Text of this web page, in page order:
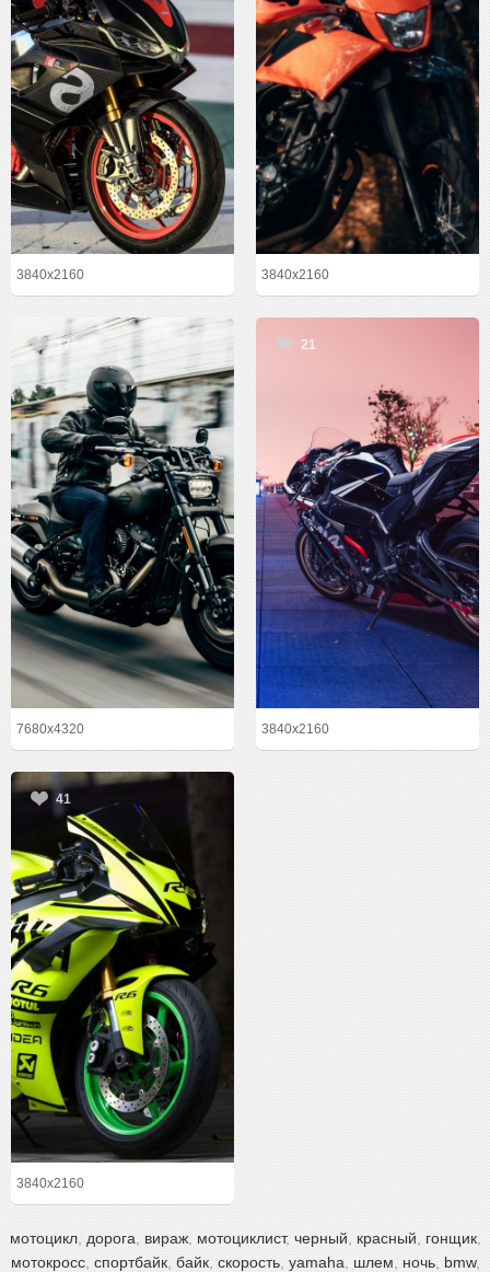
3840x2160 3840x2160
17
7680x4320
21
3840x2160
41
3840x2160
мотоцикл, дорога вираж, мотоциклист, черный красный гонщик,
мотокросс, спортбайк, байк, скорость, yamaha шлем ночь, bmw,